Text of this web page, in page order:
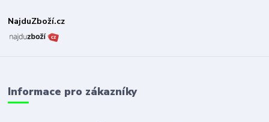
NajduZboží.cz
Informace pro zákazníky